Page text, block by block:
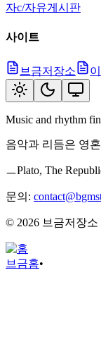
자c/자유게시판
사이트
브금저장소
Music and rhythm
음악과 리듬은 영
ㅡPlato, The
문의:
© 2026 브금저장소
브금홈•